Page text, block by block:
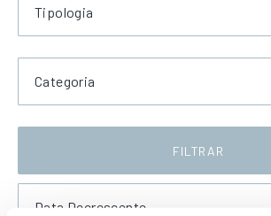
Tipologia
Categoria
FILTRAR
Data Decrescente